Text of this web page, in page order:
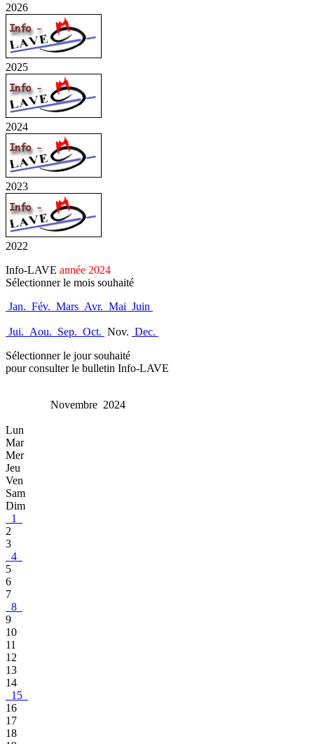
2026
2025
2024
2023
2022
Info-LAVE année 2024
Sélectionner le mois souhaité
Jan. Fév. Mars Avr. Mai Juin
Jui. Aou. Sep. Oct. Nov. Dec.
Sélectionner le jour souhaité
pour consulter le bulletin Info-LAVE
Novembre 2024
Lun
Mar
Mer
Jeu
Ven
Sam
Dim
1
2
3
4
5
6
7
8
9
10
11
12
13
14
15
16
17
18